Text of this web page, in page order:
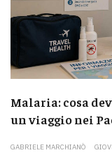
Malaria: cosa
un viaggio nei
GABRIELE MARCHIANÒ